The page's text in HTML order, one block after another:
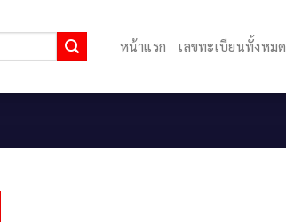
หน้าแรก เลขทะเบียนทั้งหมด